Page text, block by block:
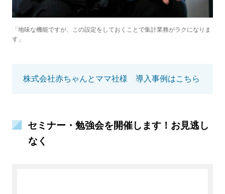
「地味な機能ですが、この設定をしておくことで集計業務がラクになりま
す」
株式会社赤ちゃんとママ社様 導入事例はこちら
セミナー・勉強会を開催します！お見逃し
なく